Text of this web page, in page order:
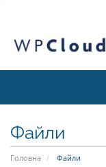
Файли
Головна Файли